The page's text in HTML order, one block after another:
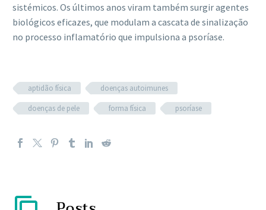
sistémicos. Os últimos anos viram também surgir agentes
biológicos eficazes, que modulam a cascata de sinalização
no processo inflamatório que impulsiona a psoríase.
aptidão física
doenças autoimunes
doenças de pele
forma física psoríase